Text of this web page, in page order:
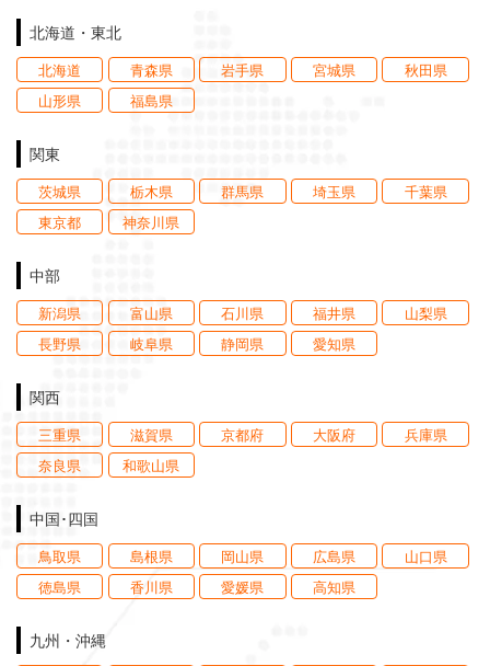
北海道・東北
北海道 青森県 岩手県 宮城県
秋田県
山形県
福島県
関東
茨城県 栃木県 群馬県 埼玉県
千葉県
東京都
神奈川県
中部
新潟県 富山県 石川県 福井県
山梨県
長野県
岐阜県 静岡県 愛知県
関西
三重県 滋賀県 京都府 大阪府
兵庫県
奈良県
和歌山県
中国･四国
鳥取県 島根県 岡山県 広島県
山口県
徳島県
香川県 愛媛県 高知県
九州・沖縄